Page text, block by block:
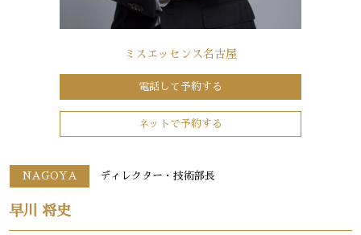
ミスエッセンス名古屋
電話して予約する
ネットで予約する
NAGOYA ディレクター・技術部長
早川 将史